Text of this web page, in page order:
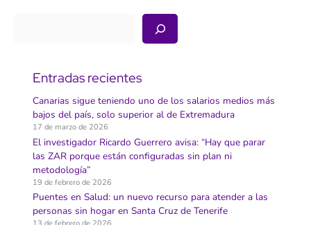
Entradas recientes
Canarias sigue teniendo uno de los salarios medios más
bajos del país, solo superior al de Extremadura
17 de marzo de 2026
El investigador Ricardo Guerrero avisa: “Hay que parar
las ZAR porque están configuradas sin plan ni
metodología”
19 de febrero de 2026
Puentes en Salud: un nuevo recurso para atender a las
personas sin hogar en Santa Cruz de Tenerife